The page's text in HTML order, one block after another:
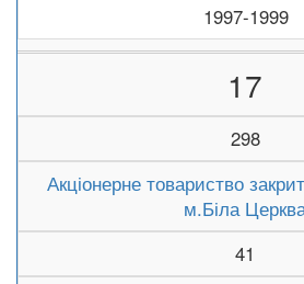
1997-1999
17
298
Акціонерне товариство
м.Біла
41